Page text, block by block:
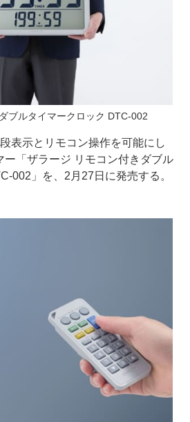
ブルタイマークロック DTC-002
表示とリモコン操作を可能にし
ー「ザラージ リモコン付きダブル
002」を、2月27日に発売する。